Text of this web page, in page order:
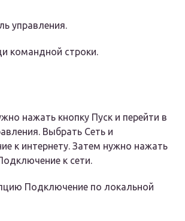
управления.
командной строки.
нажать кнопку Пуск и перейти в
Выбрать Сеть и
к интернету. Затем нужно нажать
к сети.
Подключение по локальной